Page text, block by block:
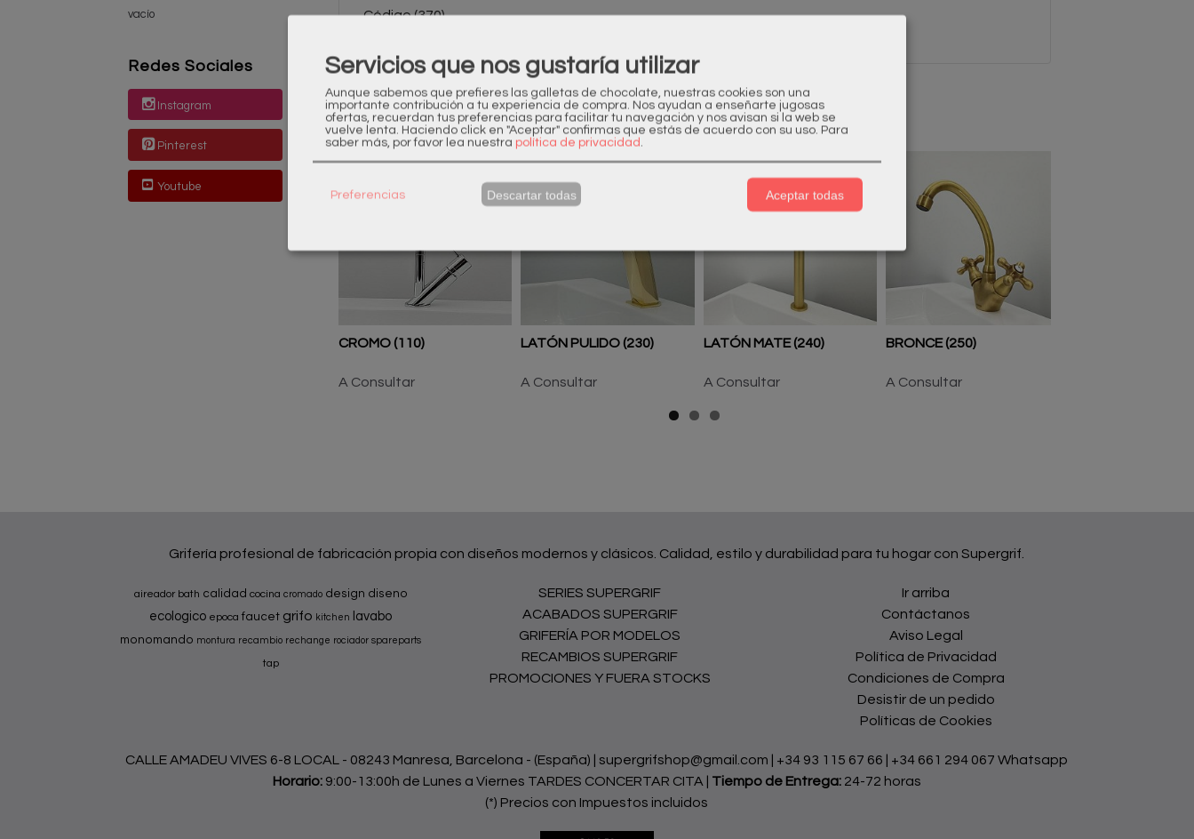
vacío
Redes Sociales
Instagram
Pinterest
Youtube
Código (370)
Productos Relacionados
CROMO (110)
A Consultar
LATÓN PULIDO (230)
A Consultar
LATÓN MATE (240)
A Consultar
BRONCE (250)
A Consultar
Grifería profesional de fabricación propia con diseños modernos y clásicos. Calidad, estilo y durabilidad para tu hogar con Supergrif.
aireador bath calidad cocina cromado design diseno
ecologico epoca faucet grifo kitchen lavabo
monomando montura recambio rechange rociador spareparts
tap
SERIES SUPERGRIF
ACABADOS SUPERGRIF
GRIFERÍA POR MODELOS
RECAMBIOS SUPERGRIF
PROMOCIONES Y FUERA STOCKS
Ir arriba
Contáctanos
Aviso Legal
Política de Privacidad
Condiciones de Compra
Desistir de un pedido
Políticas de Cookies
CALLE AMADEU VIVES 6-8 LOCAL - 08243 Manresa, Barcelona - (España) | supergrifshop@gmail.com | +34 93 115 67 66
+34 661 294 067 Whatsapp
Horario: 9:00-13:00h de Lunes a Viernes TARDES CONCERTAR CITA | Tiempo de Entrega: 24-72 horas
(*) Precios con Impuestos incluidos
Servicios que nos gustaría utilizar
Aunque sabemos que prefieres las galletas de chocolate, nuestras cookies son una
importante contribución a tu experiencia de compra. Nos ayudan a enseñarte jugosas
ofertas, recuerdan tus preferencias para facilitar tu navegación y nos avisan si la web se
vuelve lenta. Haciendo click en "Aceptar" confirmas que estás de acuerdo con su uso. Para
saber más, por favor lea nuestra política de privacidad .
Preferencias Descartar todas Aceptar todas